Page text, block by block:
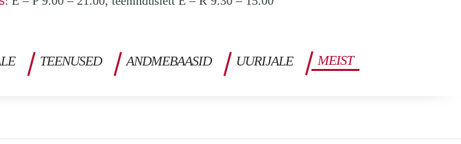
e
w
b
TEENUSED ANDMEBAASID UURIJALE MEIST